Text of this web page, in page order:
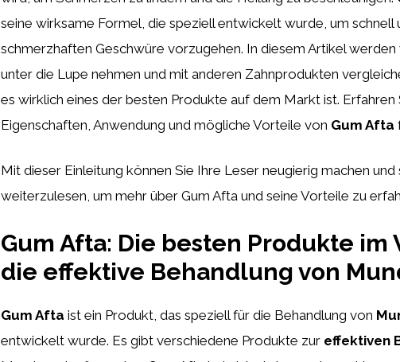
seine wirksame Formel, die speziell entwickelt wurde, um schnell
schmerzhaften Geschwüre vorzugehen. In diesem Artikel werden
unter die Lupe nehmen und mit anderen Zahnprodukten
es wirklich eines der besten Produkte auf dem Markt ist. Erfahren
Eigenschaften, Anwendung und mögliche Vorteile von Gum Afta
Mit dieser Einleitung können Sie Ihre Leser neugierig machen und
weiterzulesen, um mehr über Gum Afta und seine Vorteile zu
Gum Afta: Die besten Produkte
die effektive Behandlung von
Gum Afta ist ein Produkt, das speziell für die Behandlung von
entwickelt wurde. Es gibt verschiedene Produkte zur effektiven